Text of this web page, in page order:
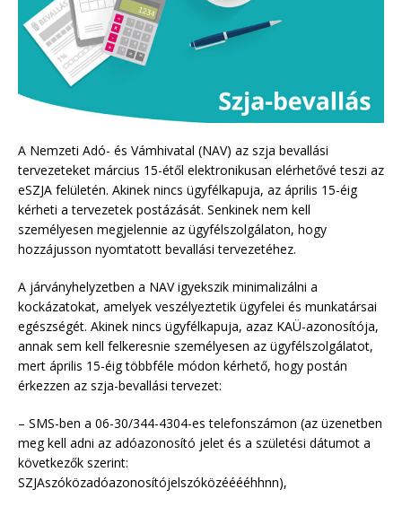
A Nemzeti Adó- és Vámhivatal (NAV) az szja bevallási
tervezeteket március 15-étől elektronikusan elérhetővé teszi az
eSZJA felületén. Akinek nincs ügyfélkapuja, az április 15-éig
kérheti a tervezetek postázását. Senkinek nem kell
személyesen megjelennie az ügyfélszolgálaton, hogy
hozzájusson nyomtatott bevallási tervezetéhez.
A járványhelyzetben a NAV igyekszik minimalizálni a
kockázatokat, amelyek veszélyeztetik ügyfelei és munkatársai
egészségét. Akinek nincs ügyfélkapuja, azaz KAÜ-azonosítója,
annak sem kell felkeresnie személyesen az ügyfélszolgálatot,
mert április 15-éig többféle módon kérhető, hogy postán
érkezzen az szja-bevallási tervezet:
– SMS-ben a 06-30/344-4304-es telefonszámon (az üzenetben
meg kell adni az adóazonosító jelet és a születési dátumot a
következők szerint:
SZJAszóközadóazonosítójelszóközééééhhnn),